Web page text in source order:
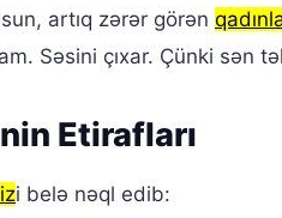
artıq zərər görən
Səsini çıxar. Çünki sən
Etirafları
i belə nəql edib: